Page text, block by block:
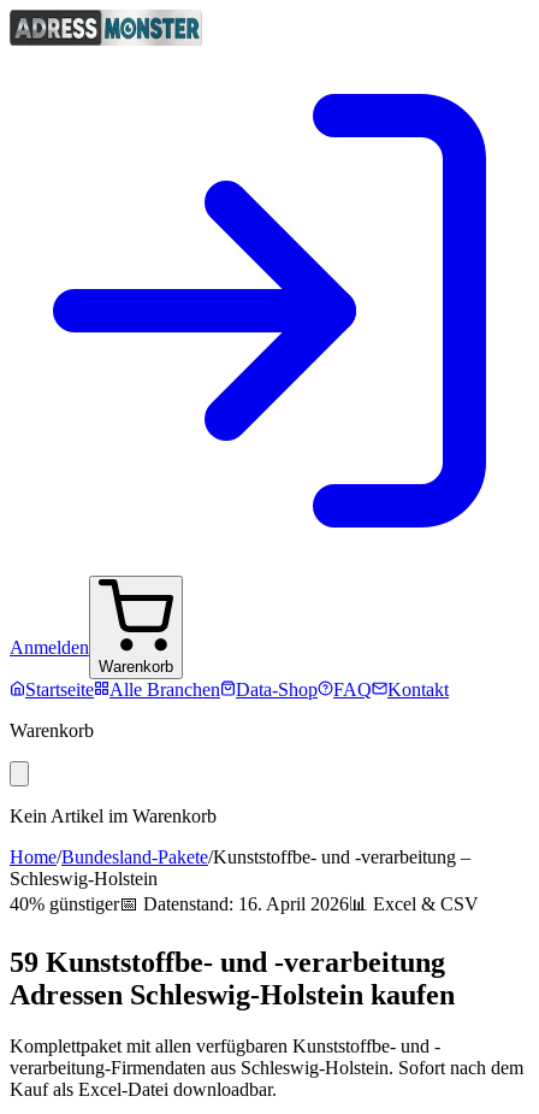
Anmelden
Warenkorb
Startseite Alle Branchen Data-Shop FAQ
Kontakt
Warenkorb
Kein Artikel im Warenkorb
Home/Bundesland-Pakete/Kunststoffbe- und -verarbeitung –
Schleswig-Holstein
40% günstiger📅 Datenstand: 16. April 2026📊 Excel & CSV
59 Kunststoffbe- und -verarbeitung
Adressen Schleswig-Holstein kaufen
Komplettpaket mit allen verfügbaren Kunststoffbe- und -
verarbeitung-Firmendaten aus Schleswig-Holstein. Sofort nach dem
Kauf als Excel-Datei downloadbar.